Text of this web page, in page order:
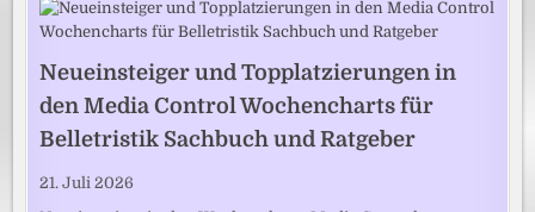
Neueinsteiger und Topplatzierungen in
den Media Control Wochencharts für
Belletristik Sachbuch und Ratgeber
21. Juli 2026